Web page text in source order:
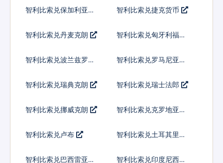
智利比索兑保加利亚列
智利比索兑捷克货币
智利比索兑丹麦克朗 智利比索兑匈牙利福林
智利比索兑波兰兹罗提
智利比索兑罗马尼亚新
智利比索兑瑞典克朗 智利比索兑瑞士法郎
智利比索兑挪威克朗
智利比索兑克罗地亚库
智利比索兑卢布 智利比索兑土耳其里拉
智利比索兑巴西雷亚尔
智利比索兑印度尼西亚